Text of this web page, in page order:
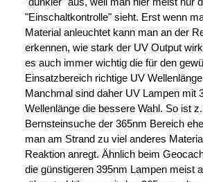
"Einschaltkontrolle" sieht. Erst wenn
Material anleuchtet kann man an der
erkennen, wie stark der UV Output
es auch immer wichtig die für den
Einsatzbereich richtige UV
Manchmal sind daher UV Lampen mit
Wellenlänge die bessere Wahl. So ist
Bernsteinsuche der 365nm Bereich
man am Strand zu viel anderes
Reaktion anregt. Ähnlich beim
die günstigeren 395nm Lampen meist